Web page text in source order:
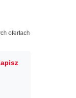
ofertach